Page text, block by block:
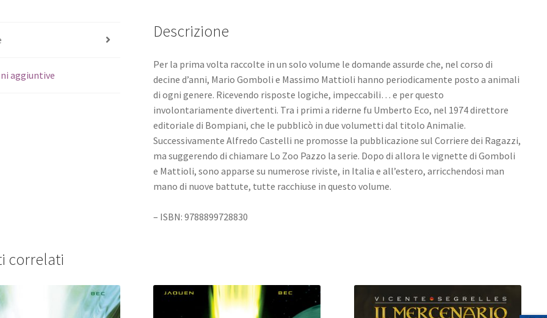
aggiuntive
Descrizione
Per la prima volta raccolte in un solo volume le domande assurde che, nel corso di
decine d’anni, Mario Gomboli e Massimo Mattioli hanno periodicamente posto a animali
di ogni genere. Ricevendo risposte logiche, impeccabili… e per questo
involontariamente divertenti. Tra i primi a riderne fu Umberto Eco, nel 1974 direttore
editoriale di Bompiani, che le pubblicò in due volumetti dal titolo Animalie.
Successivamente Alfredo Castelli ne promosse la pubblicazione sul Corriere dei Ragazzi,
ma suggerendo di chiamare Lo Zoo Pazzo la serie. Dopo di allora le vignette di Gomboli
e Mattioli, sono apparse su numerose riviste, in Italia e all’estero, arricchendosi man
mano di nuove battute, tutte racchiuse in questo volume.
– ISBN: 9788899728830
correlati